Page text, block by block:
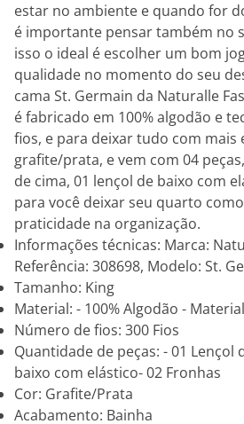
estar no ambiente e quando for
é importante pensar também no
isso o ideal é escolher um bom
qualidade no momento do seu
cama St. Germain da Naturalle
é fabricado em 100% algodão e
fios, e para deixar tudo com mais
grafite/prata, e vem com 04
de cima, 01 lençol de baixo com
para você deixar seu quarto
praticidade na organização.
Informações técnicas: Marca:
Referência: 308698, Modelo: St.
Tamanho: King
Material: - 100% Algodão -
Número de fios: 300 Fios
Quantidade de peças: - 01 Lençol
baixo com elástico- 02 Fronhas
Cor: Grafite/Prata
Acabamento: Bainha